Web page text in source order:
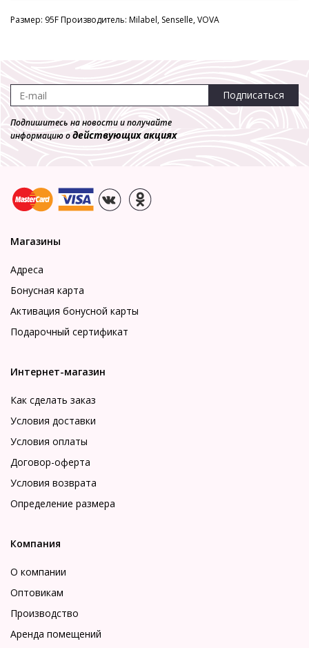
Размер: 95F Производитель: Milabel, Senselle, VOVA
Подписаться
Подпишитесь на новости и получайте
информацию одействующих акциях
Магазины
Адреса
Бонусная карта
Активация бонусной карты
Подарочный сертификат
Интернет-магазин
Как сделать заказ
Условия доставки
Условия оплаты
Договор-оферта
Условия возврата
Определение размера
Компания
О компании
Оптовикам
Производство
Аренда помещений